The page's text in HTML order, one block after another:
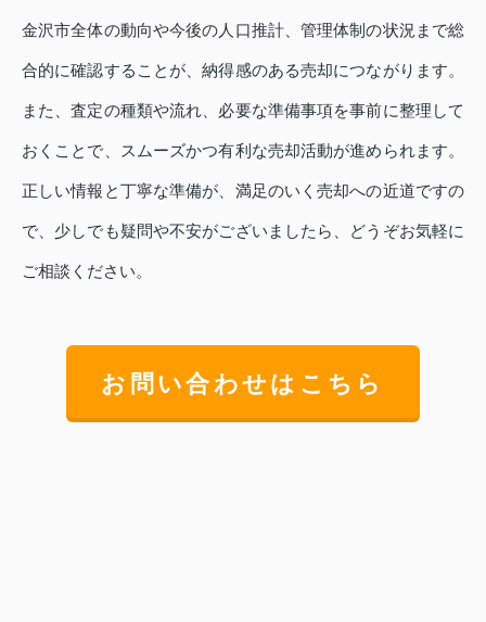
金沢市全体の動向や今後の人口推計、管理体制の状況まで総
合的に確認することが、納得感のある売却につながります。
また、査定の種類や流れ、必要な準備事項を事前に整理して
おくことで、スムーズかつ有利な売却活動が進められます。
正しい情報と丁寧な準備が、満足のいく売却への近道ですの
で、少しでも疑問や不安がございましたら、どうぞお気軽に
ご相談ください。
お問い合わせはこちら